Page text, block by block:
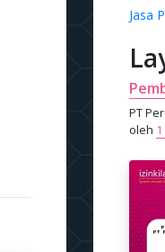
Jasa
PT
oleh